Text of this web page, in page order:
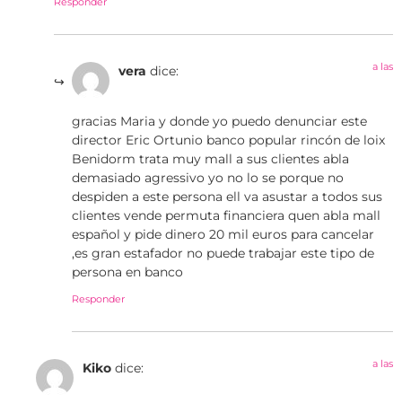
vera dice: a las
gracias Maria y donde yo puedo denunciar este
director Eric Ortunio banco popular rincón de loix
Benidorm trata muy mall a sus clientes abla
demasiado agressivo yo no lo se porque no
despiden a este persona ell va asustar a todos sus
clientes vende permuta financiera quen abla mall
español y pide dinero 20 mil euros para cancelar
,es gran estafador no puede trabajar este tipo de
persona en banco
Responder
Kiko dice: a las